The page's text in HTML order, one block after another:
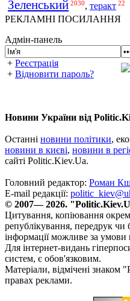
Зеленський 2030, теракт 22
РЕКЛАМНІ ПОСИЛАННЯ
Адмін-панель
+ Реєстрація
+ Відновити пароль?
Новини України від
Останні новини політики,
новини в києві, новини в
сайті Politic.Kiev.Ua.
Головний редактор: Роман
E-mail редакції:
© 2007— 2026.
Цитування, копіювання
републікування, передрук
інформації можливе за
Для інтернет-видань
систем, є обов'язковим.
Матеріали, відмічені знаком
правах реклами.